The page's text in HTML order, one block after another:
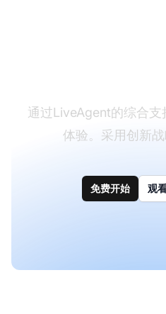
通过LiveAgent的综合
体验。采用创新战
免费开始 观